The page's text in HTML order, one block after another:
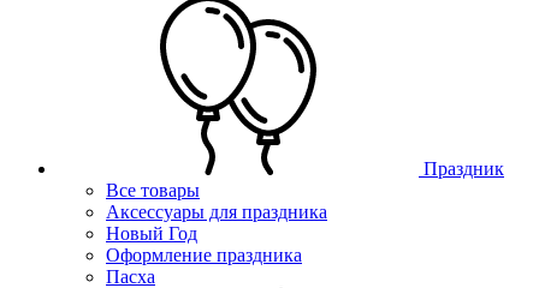
Праздник
Все товары
Аксессуары для праздника
Новый Год
Оформление праздника
Пасха